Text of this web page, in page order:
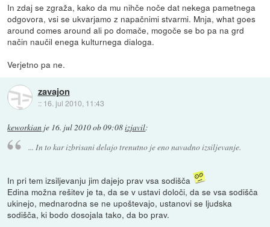
In zdaj se zgraža, kako da mu nihče noče dat nekega pametnega
odgovora, vsi se ukvarjamo z napačnimi stvarmi. Mnja, what goes
around comes around ali po domače, mogoče se bo pa na grd
način naučil enega kulturnega dialoga.
Verjetno pa ne.
zavajon
:: 16. jul 2010, 11:43
keworkian je 16. jul 2010 ob 09:08izjavil:
... In to kar izbrisani delajo trenutno je eno navadno izsiljevanje.
In pri tem izsiljevanju jim dajejo prav vsa sodišča
Edina možna rešitev je ta, da se v ustavi določi, da se vsa sodišča
ukinejo, mednarodna se ne upoštevajo, ustanovi se ljudska
sodišča, ki bodo dosojala tako, da bo prav.